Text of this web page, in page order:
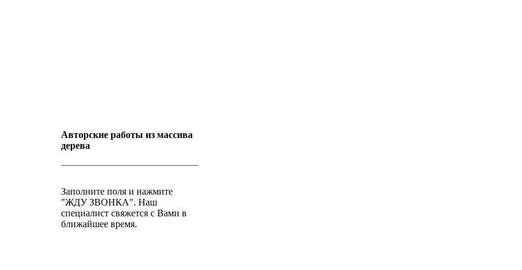
Авторские работы из массива
дерева
Заполните поля и нажмите
"ЖДУ ЗВОНКА". Наш
специалист свяжется с Вами в
ближайшее время.